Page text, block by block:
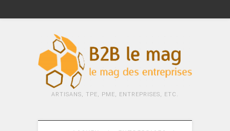
ARTISANS, TPE, PME, ENTREPRISES, ETC.